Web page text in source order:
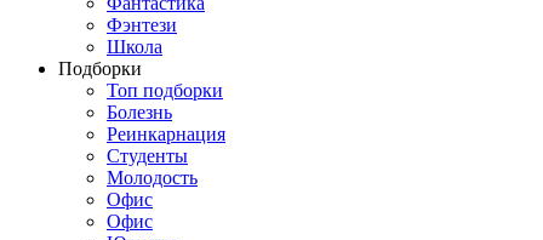
Фэнтези
Школа
Подборки
Топ подборки
Болезнь
Реинкарнация
Студенты
Молодость
Офис
Офис